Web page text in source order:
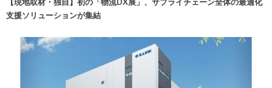
【現地取材・独自】初の「物流DX展」、サプライチェーン全体の最適化
支援ソリューションが集結